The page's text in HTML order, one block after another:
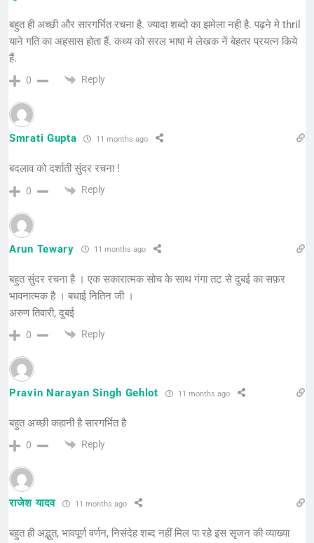
बहुत ही अच्छी और सारगर्भित रचना है. ज्यादा शब्दो का झमेला नही है. पढ़ने मे thril
याने गति का अहसास होता हैं. कथ्य को सरल भाषा मे लेखक नें बेहतर प्रयत्न किये
हैं.
0 Reply
Smrati Gupta 11 months ago
बदलाव को दर्शाती सुंदर रचना !
0 Reply
Arun Tewary 11 months ago
बहुत सुंदर रचना है । एक सकारात्मक सोच के साथ गंगा तट से दुबई का सफ़र
भावनात्मक है । बधाई नितिन जी ।
अरुण तिवारी, दुबई
0 Reply
Pravin Narayan Singh Gehlot 11 months ago
बहुत अच्छी कहानी है सारगर्भित है
0 Reply
राजेश यादव 11 months ago
बहुत ही अद्भुत, भावपूर्ण वर्णन, निसंदेह शब्द नहीं मिल पा रहे इस सृजन की व्याख्या